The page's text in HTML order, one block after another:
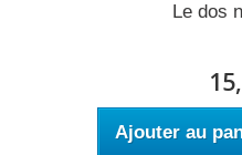
Le dos
Ajouter au